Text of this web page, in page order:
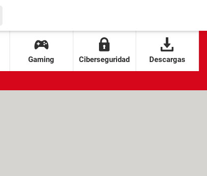
Gaming Ciberseguridad Descargas